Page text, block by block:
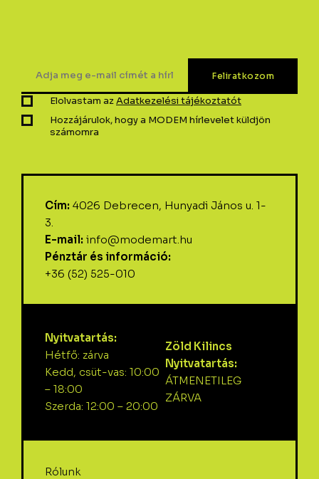
Elolvastam azAdatkezelési tájékoztatót
Hozzájárulok, hogy a MODEM hírlevelet küldjön
számomra
Cím: 4026 Debrecen, Hunyadi János u. 1-
3.
E-mail: info@modemart.hu
Pénztár és információ:
+36 (52) 525-010
Nyitvatartás:
Hétfő: zárva
Kedd, csüt-vas: 10:00
– 18:00
Szerda: 12:00 – 20:00
Zöld Kilincs
Nyitvatartás:
ÁTMENETILEG
ZÁRVA
Rólunk